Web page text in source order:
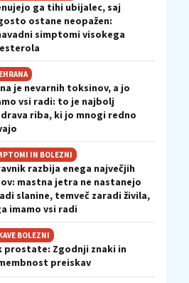
ga tihi ubijalec, saj
ostane neopažen:
simptomi visokega
je nevarnih toksinov, a jo
vsi radi: to je najbolj
riba, ki jo mnogi redno
IN BOLEZNI
razbija enega največjih
mastna jetra ne nastanejo
slanine, temveč zaradi živila,
imamo vsi radi
BOLEZNI
prostate: Zgodnji znaki in
preiskav